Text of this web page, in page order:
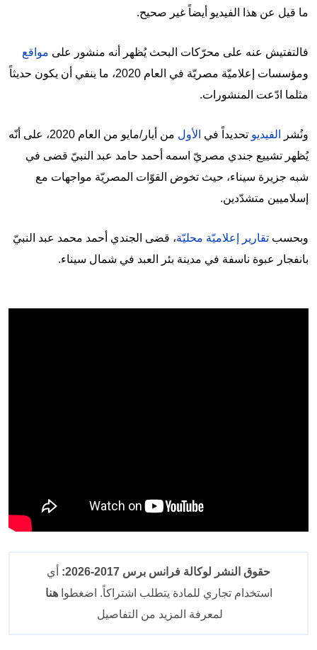
ما قيل عن هذا الفيديو أيضاً غير صحيح.
فالتفتيش عنه على محرّكات البحث يُظهر أنه منشور على مواقع
ومؤسسات إعلاميّة مصريّة في العام 2020، ما ينفي أن يكون حديثاً
مثلما ادّعت المنشورات.
ونُشر الفيديو تحديداً في الأول
من أيار/مايو من العام 2020، على أنّه
يُظهر تشييع جندي مصريّ اسمه أحمد حامد عبد النبيّ قضى في
شبه جزيرة سيناء، حيث تخوض القوّات المصريّة مواجهات مع
إسلاميين متشدّدين.
وبحسب تقارير إعلاميّة محليّة، قضى الجندي أحمد محمد عبد النبيّ
بانفجار عبوة ناسفة في مدينة بئر العبد في شمال سيناء.
حقوق النشر لوكالة فرانس برس 2017-2026:
أي
استخدام تجاري للمادة يتطلب اشتراكاً. اضغطواهنا
لمعرفة المزيد من التفاصيل